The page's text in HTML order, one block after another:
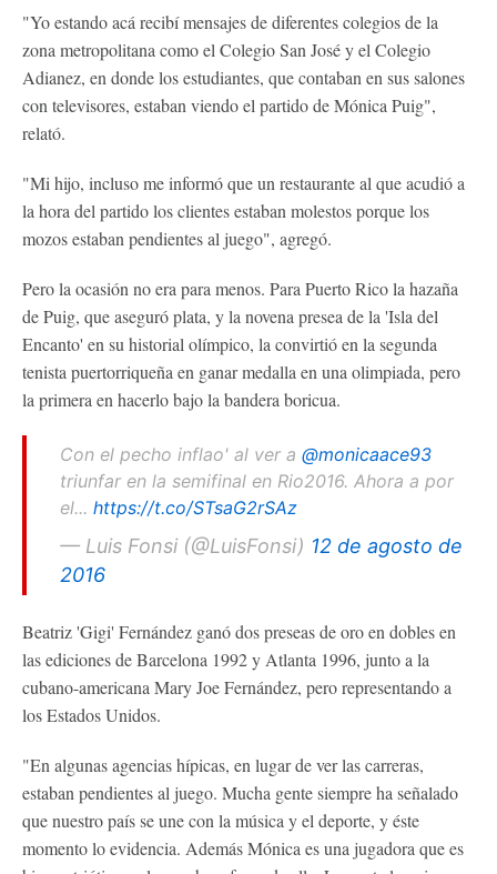
"Yo estando acá recibí mensajes de diferentes colegios de la
zona metropolitana como el Colegio San José y el Colegio
Adianez, en donde los estudiantes, que contaban en sus salones
con televisores, estaban viendo el partido de Mónica Puig",
relató.
"Mi hijo, incluso me informó que un restaurante al que acudió a
la hora del partido los clientes estaban molestos porque los
mozos estaban pendientes al juego", agregó.
Pero la ocasión no era para menos. Para Puerto Rico la hazaña
de Puig, que aseguró plata, y la novena presea de la 'Isla del
Encanto' en su historial olímpico, la convirtió en la segunda
tenista puertorriqueña en ganar medalla en una olimpiada, pero
la primera en hacerlo bajo la bandera boricua.
Con el pecho inflao' al ver a @monicaace93
triunfar en la semifinal en Rio2016. Ahora a por
el... https://t.co/STsaG2rSAz
— Luis Fonsi (@LuisFonsi) 12 de agosto de
2016
Beatriz 'Gigi' Fernández ganó dos preseas de oro en dobles en
las ediciones de Barcelona 1992 y Atlanta 1996, junto a la
cubano-americana Mary Joe Fernández, pero representando a
los Estados Unidos.
"En algunas agencias hípicas, en lugar de ver las carreras,
estaban pendientes al juego. Mucha gente siempre ha señalado
que nuestro país se une con la música y el deporte, y éste
momento lo evidencia. Además Mónica es una jugadora que es